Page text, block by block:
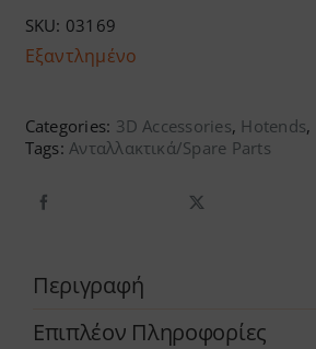
Blog
SKU: 03169
Εξαντλημένο
Categories: 3D Accessories, Hotends,
Tags:Ανταλλακτικά/Spare Parts
Περιγραφή
Επιπλέον Πληροφορίες